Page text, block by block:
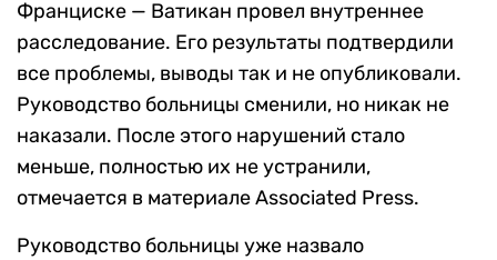
Франциске — Ватикан провел внутреннее
расследование. Его результаты подтвердили
все проблемы, выводы так и не опубликовали.
Руководство больницы сменили, но никак не
наказали. После этого нарушений стало
меньше, полностью их не устранили,
отмечается в материале Associated Press.
Руководство больницы уже назвало